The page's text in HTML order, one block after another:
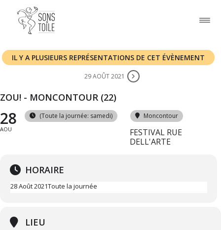
IL Y A PLUSIEURS REPRÉSENTATIONS DE CET ÉVÈNEMENT
29 AOÛT 2021
ZOU! - MONCONTOUR (22)
28
AOU
(Toute la journée: samedi) Moncontour
FESTIVAL RUE
DELL'ARTE
HORAIRE
28 Août 2021Toute la journée
LIEU